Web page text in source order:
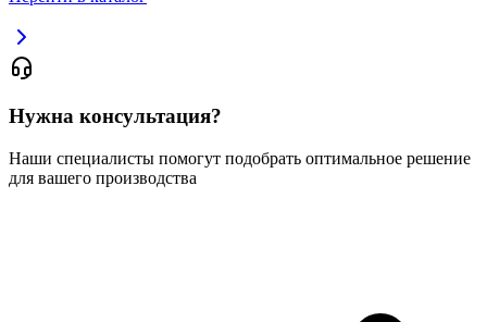
Нужна консультация?
Наши специалисты помогут подобрать оптимальное решение
для вашего производства